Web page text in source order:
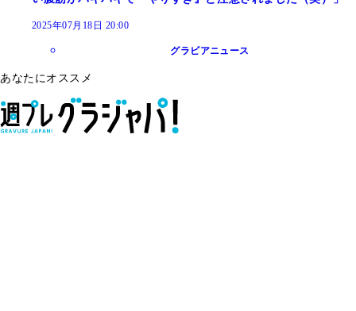
2025年07月18日 20:00
グラビアニュース
あなたにオススメ